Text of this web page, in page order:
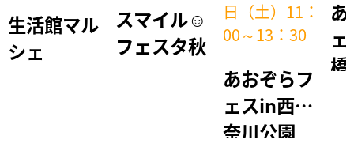
生活館マル
シェ
スマイル☺
フェスタ秋
日（土）11：
00～13：30
あおぞらフ
ェスin西神
奈川公園
橋